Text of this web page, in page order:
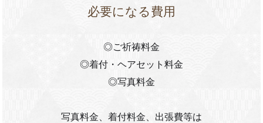
必要になる費用
◎ご祈祷料金
◎着付・ヘアセット料金
◎写真料金
写真料金、着付料金、出張費等は